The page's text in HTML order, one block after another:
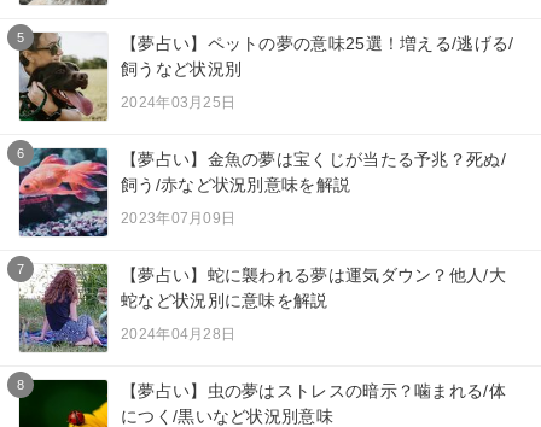
5
【夢占い】ペットの夢の意味25選！増える/逃げる/
飼うなど状況別
2024年03月25日
6
【夢占い】金魚の夢は宝くじが当たる予兆？死ぬ/
飼う/赤など状況別意味を解説
2023年07月09日
7
【夢占い】蛇に襲われる夢は運気ダウン？他人/大
蛇など状況別に意味を解説
2024年04月28日
8
【夢占い】虫の夢はストレスの暗示？噛まれる/体
につく/黒いなど状況別意味